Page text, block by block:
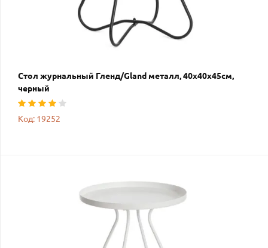
Стол журнальный Гленд/Gland металл, 40х40х45см,
черный
Код: 19252